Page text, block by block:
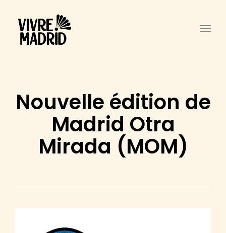
Nouvelle édition de
Madrid Otra
Mirada (MOM)